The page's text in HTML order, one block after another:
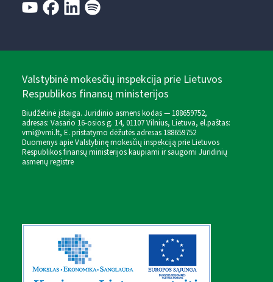
Valstybinė mokesčių inspekcija prie Lietuvos
Respublikos finansų ministerijos
Biudžetinė įstaiga. Juridinio asmens kodas — 188659752,
adresas: Vasario 16-osios g. 14, 01107 Vilnius, Lietuva, el.paštas:
vmi@vmi.lt, E. pristatymo dėžutės adresas 188659752
Duomenys apie Valstybinę mokesčių inspekciją prie Lietuvos
Respublikos finansų ministerijos kaupiami ir saugomi Juridinių
asmenų registre